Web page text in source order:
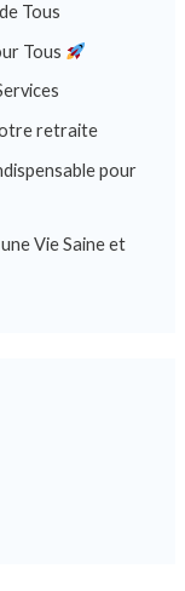
Tous
Tous
retraite
pour
Vie Saine et